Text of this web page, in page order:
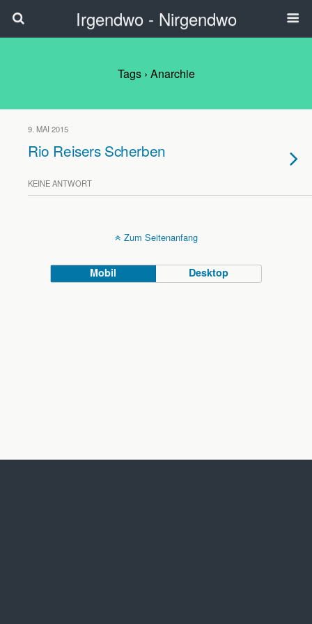
Irgendwo - Nirgendwo
Tags › Anarchie
9. MAI 2015
Rio Reisers Scherben
KEINE ANTWORT
Zum Seitenanfang
Mobil Desktop